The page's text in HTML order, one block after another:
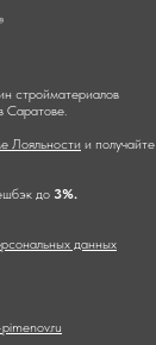
стройматериалов
Саратове.
Лояльности и получайте
до 3%.
данных